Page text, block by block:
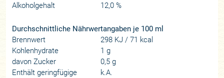
Alkoholgehalt
12,0 %
Durchschnittliche Nährwertangaben je 100 ml
Brennwert
298 KJ / 71 kcal
Kohlenhydrate
1 g
davon Zucker
0,5 g
Enthält geringfügige
k.A.